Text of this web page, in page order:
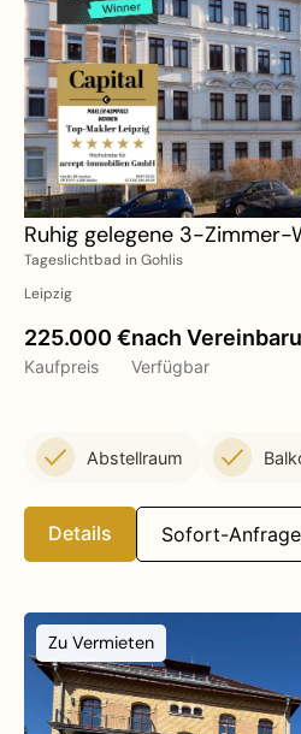
Ruhig gelegene 3-Zimmer-
Tageslichtbad in Gohlis
Leipzig
225.000 €
Kaufpreis
nach
Verfügbar
Abstellraum
Details Sofort-Anfrage
Zu Vermieten